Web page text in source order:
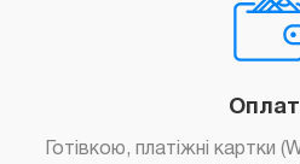
Готівкою, платіжні картки